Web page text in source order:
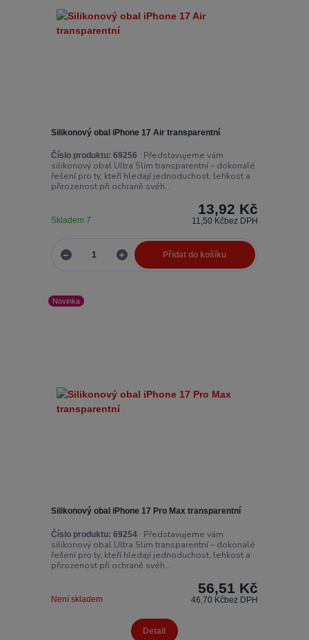
Silikonový obal iPhone 17 Air transparentní
Číslo produktu: 69256
Představujeme vám
silikonový obal Ultra Slim transparentní – dokonalé
řešení pro ty, kteří hledají jednoduchost, lehkost a
přirozenost při ochraně svéh...
13,92 Kč
11,50 Kčbez DPH
Skladem 7
Přidat do košíku
Novinka
Silikonový obal iPhone 17 Pro Max transparentní
Číslo produktu: 69254Představujeme vám
silikonový obal Ultra Slim transparentní – dokonalé
řešení pro ty, kteří hledají jednoduchost, lehkost a
přirozenost při ochraně svéh...
56,51 Kč
46,70 Kčbez DPH
Není skladem
Detail